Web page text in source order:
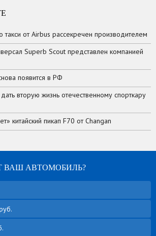
от Airbus рассекречен производителем
Superb Scout представлен компанией
появится в РФ
вторую жизнь отечественному спорткару
китайский пикап F70 от Changan
ВАШ АВТОМОБИЛЬ?